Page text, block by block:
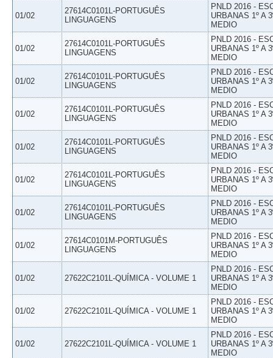
01/02
27614C0101L-PORTUGUÊS
LINGUAGENS
PNLD 2016 -
URBANAS 1º A
MEDIO
01/02
27614C0101L-PORTUGUÊS
LINGUAGENS
PNLD 2016 -
URBANAS 1º A
MEDIO
01/02
27614C0101L-PORTUGUÊS
LINGUAGENS
PNLD 2016 -
URBANAS 1º A
MEDIO
01/02
27614C0101L-PORTUGUÊS
LINGUAGENS
PNLD 2016 -
URBANAS 1º A
MEDIO
01/02
27614C0101L-PORTUGUÊS
LINGUAGENS
PNLD 2016 -
URBANAS 1º A
MEDIO
01/02
27614C0101L-PORTUGUÊS
LINGUAGENS
PNLD 2016 -
URBANAS 1º A
MEDIO
01/02
27614C0101L-PORTUGUÊS
LINGUAGENS
PNLD 2016 -
URBANAS 1º A
MEDIO
01/02
27614C0101M-PORTUGUÊS
LINGUAGENS
PNLD 2016 -
URBANAS 1º A
MEDIO
01/02 27622C2101L-QUÍMICA - VOLUME 1
PNLD 2016 -
URBANAS 1º A
MEDIO
01/02 27622C2101L-QUÍMICA - VOLUME 1
PNLD 2016 -
URBANAS 1º A
MEDIO
01/02 27622C2101L-QUÍMICA - VOLUME 1
PNLD 2016 -
URBANAS 1º A
MEDIO